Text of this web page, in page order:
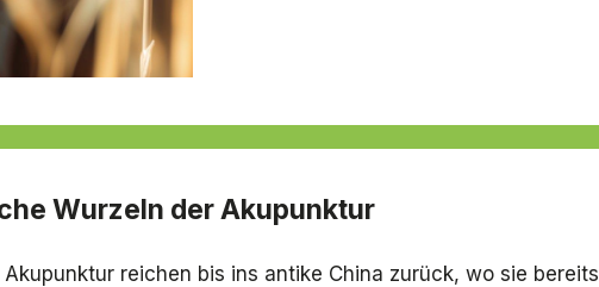
Wurzeln der Akupunktur
Akupunktur reichen bis ins antike China zurück, wo sie bereits